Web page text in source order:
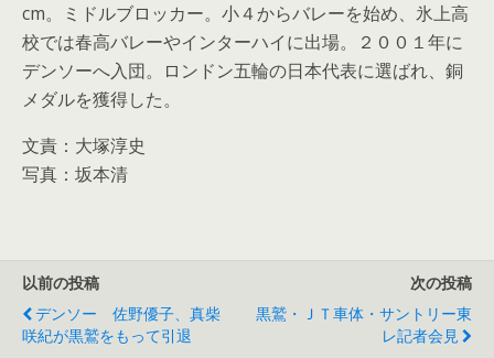
cm。ミドルブロッカー。小４からバレーを始め、氷上高
校では春高バレーやインターハイに出場。２００１年に
デンソーへ入団。ロンドン五輪の日本代表に選ばれ、銅
メダルを獲得した。
文責：大塚淳史
写真：坂本清
以前の投稿
デンソー 佐野優子、真柴
咲紀が黒鷲をもって引退
次の投稿
黒鷲・ＪＴ車体・サントリー東
レ記者会見